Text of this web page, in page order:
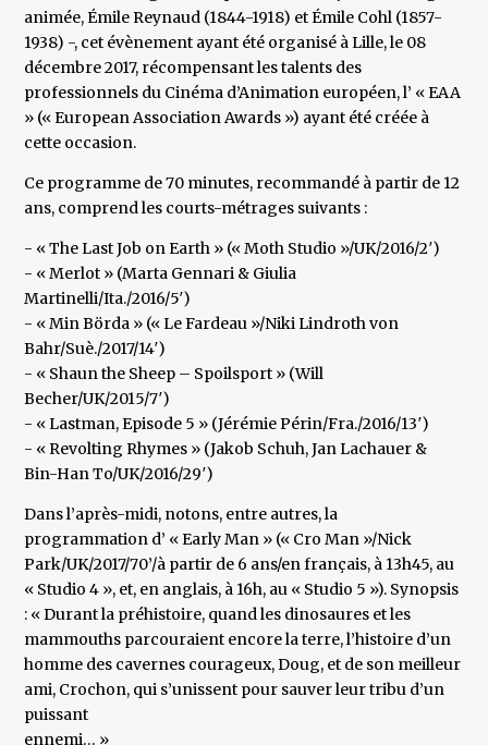
animée, Émile Reynaud (1844-1918) et Émile Cohl (1857-
1938) -, cet évènement ayant été organisé à Lille, le 08
décembre 2017, récompensant les talents des
professionnels du Cinéma d’Animation européen, l’ « EAA
» (« European Association Awards ») ayant été créée à
cette occasion.
Ce programme de 70 minutes, recommandé à partir de 12
ans, comprend les courts-métrages suivants :
- « The Last Job on Earth » (« Moth Studio »/UK/2016/2′)
- « Merlot » (Marta Gennari & Giulia
Martinelli/Ita./2016/5′)
- « Min Börda » (« Le Fardeau »/Niki Lindroth von
Bahr/Suè./2017/14′)
- « Shaun the Sheep – Spoilsport » (Will
Becher/UK/2015/7′)
- « Lastman, Episode 5 » (Jérémie Périn/Fra./2016/13′)
- « Revolting Rhymes » (Jakob Schuh, Jan Lachauer &
Bin-Han To/UK/2016/29′)
Dans l’après-midi, notons, entre autres, la
programmation d’ « Early Man » (« Cro Man »/Nick
Park/UK/2017/70’/à partir de 6 ans/en français, à 13h45, au
« Studio 4 », et, en anglais, à 16h, au « Studio 5 »). Synopsis
: « Durant la préhistoire, quand les dinosaures et les
mammouths parcouraient encore la terre, l’histoire d’un
homme des cavernes courageux, Doug, et de son meilleur
ami, Crochon, qui s’unissent pour sauver leur tribu d’un
puissant
ennemi… »